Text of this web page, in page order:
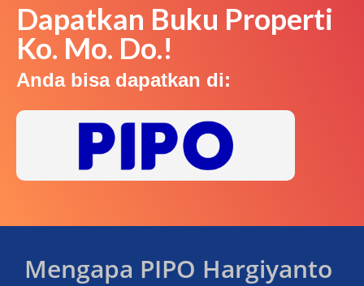
Dapatkan Buku Properti
Ko. Mo. Do.!
Anda bisa dapatkan di:
Mengapa PIPO Hargiyanto